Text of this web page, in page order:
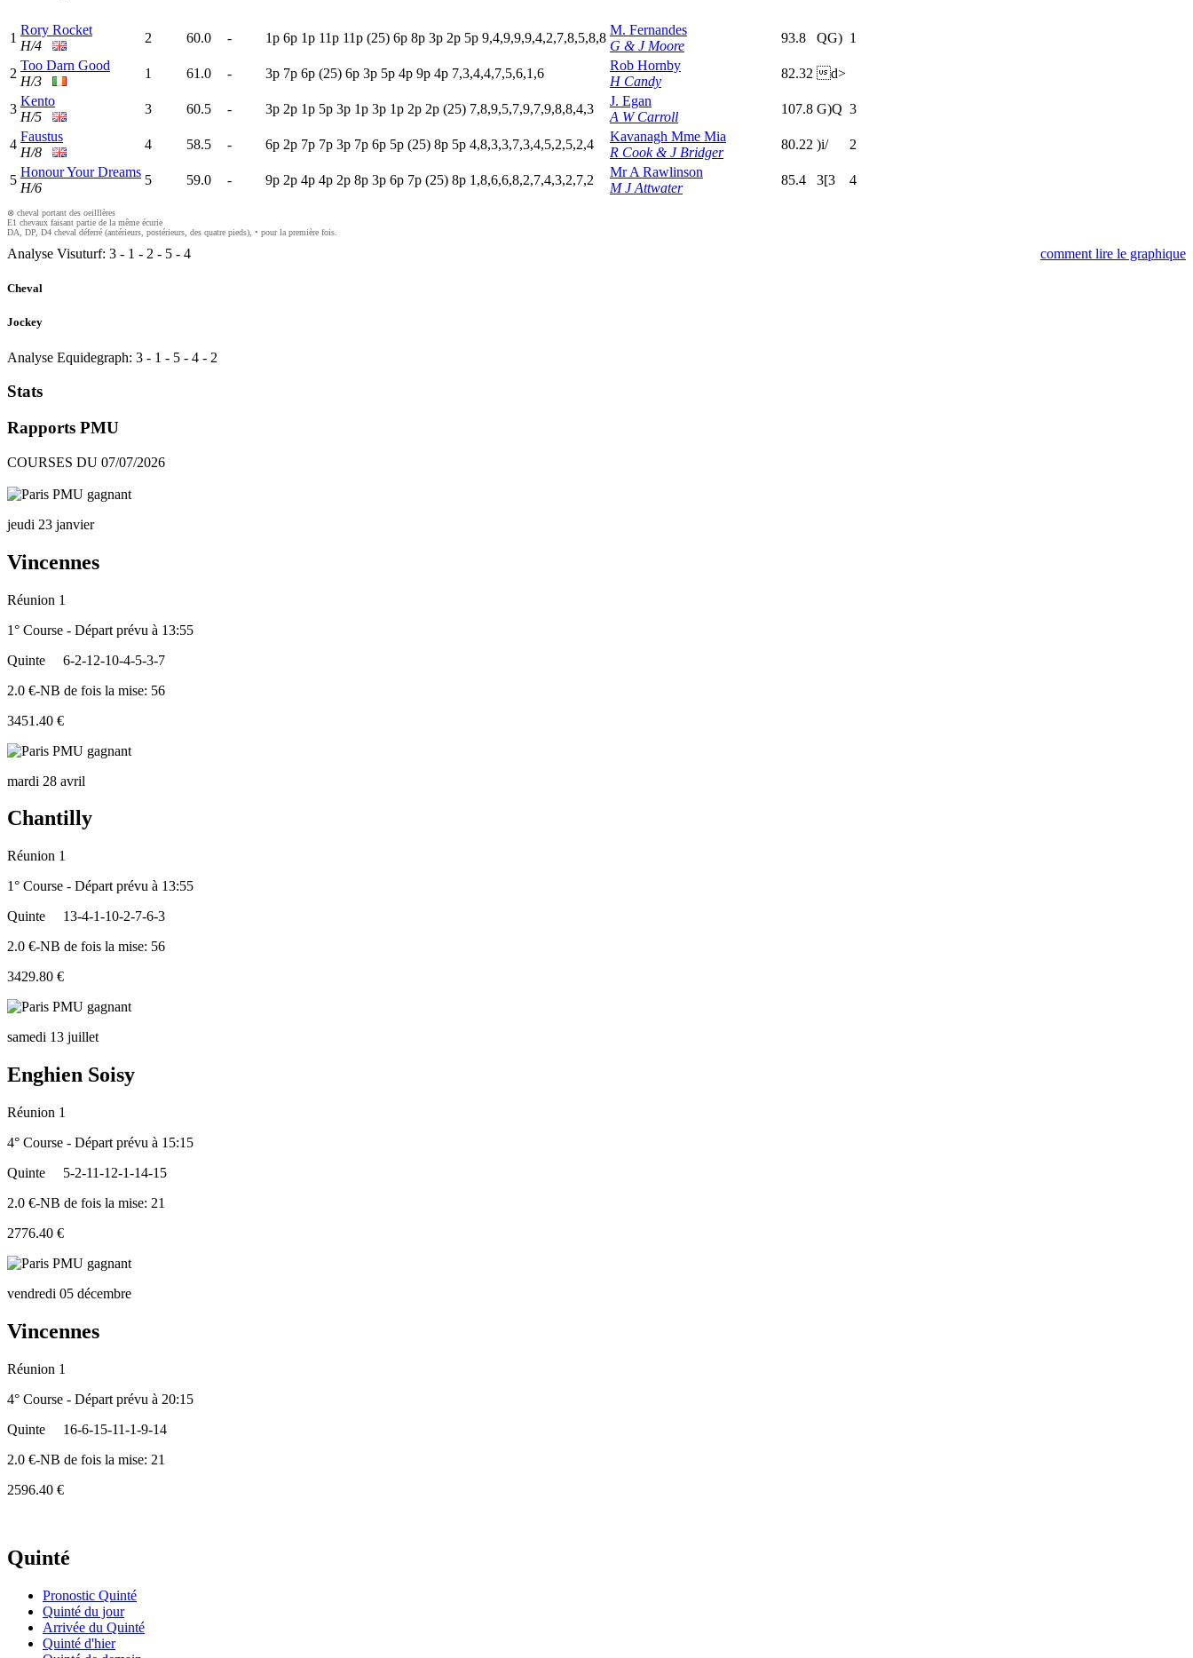
1
Rory Rocket
H/4
2 60.0 - 1p 6p 1p 11p 11p (25) 6p 8p 3p 2p 5p 9,4,9,9,9,4,2,7,8,5,8,8
M. Fernandes
G & J Moore
93.8 QG) 1
2
Too Darn Good
H/3
1 61.0 - 3p 7p 6p (25) 6p 3p 5p 4p 9p 4p 7,3,4,4,7,5,6,1,6
Rob Hornby
H Candy
82.32 d>
3
Kento
H/5
3 60.5 - 3p 2p 1p 5p 3p 1p 3p 1p 2p 2p (25) 7,8,9,5,7,9,7,9,8,8,4,3
J. Egan
A W Carroll
107.8 G)Q 3
4
Faustus
H/8
4 58.5 - 6p 2p 7p 7p 3p 7p 6p 5p (25) 8p 5p 4,8,3,3,7,3,4,5,2,5,2,4
Kavanagh Mme Mia
R Cook & J Bridger
80.22 )i/ 2
5
Honour Your Dreams
H/6
5 59.0 - 9p 2p 4p 4p 2p 8p 3p 6p 7p (25) 8p 1,8,6,6,8,2,7,4,3,2,7,2
Mr A Rawlinson
M J Attwater
85.4 3[3 4
⊗ cheval portant des oeilllères
E1 chevaux faisant partie de la même écurie
DA, DP, D4 cheval déferré (antérieurs, postérieurs, des quatre pieds), • pour la première fois.
Analyse Visuturf: 3 - 1 - 2 - 5 - 4 comment lire le graphique
Cheval
Jockey
Analyse Equidegraph: 3 - 1 - 5 - 4 - 2
Stats
Rapports PMU
COURSES DU 07/07/2026
jeudi 23 janvier
Vincennes
Réunion 1
1° Course - Départ prévu à 13:55
Quinte
6-2-12-10-4-5-3-7
2.0 €-NB de fois la mise: 56
3451.40 €
mardi 28 avril
Chantilly
Réunion 1
1° Course - Départ prévu à 13:55
Quinte
13-4-1-10-2-7-6-3
2.0 €-NB de fois la mise: 56
3429.80 €
samedi 13 juillet
Enghien Soisy
Réunion 1
4° Course - Départ prévu à 15:15
Quinte
5-2-11-12-1-14-15
2.0 €-NB de fois la mise: 21
2776.40 €
vendredi 05 décembre
Vincennes
Réunion 1
4° Course - Départ prévu à 20:15
Quinte
16-6-15-11-1-9-14
2.0 €-NB de fois la mise: 21
2596.40 €
Quinté
Pronostic Quinté
Quinté du jour
Arrivée du Quinté
Quinté d'hier